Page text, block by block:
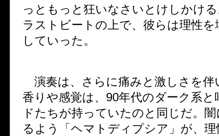
っともっと狂いなさいとけしかけ
ラストビートの上で、彼らは理性を
していった。
演奏は、さらに痛みと激しさを伴
香りや感覚は、 90年代のダーク系
ドたちが持っていたのと同じだ。
るよう「ヘマトディプシア」が、